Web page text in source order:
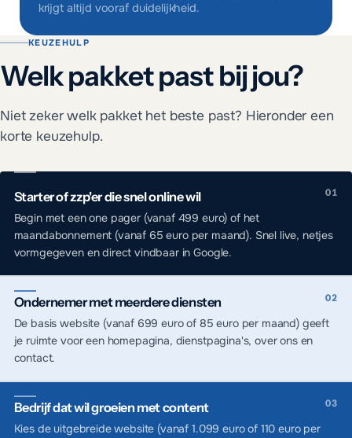
krijgt altijd vooraf duidelijkheid.
KEUZEHULP
Welk pakket past bij jou?
Niet zeker welk pakket het beste past? Hieronder een
korte keuzehulp.
Starter of zzp'er die snel online wil
Begin met een one pager (vanaf 499 euro) of het
maandabonnement (vanaf 65 euro per maand). Snel live, netjes
vormgegeven en direct vindbaar in Google.
Ondernemer met meerdere diensten
De basis website (vanaf 699 euro of 85 euro per maand) geeft
je ruimte voor een homepagina, dienstpagina's, over ons en
contact.
Bedrijf dat wil groeien met content
Kies de uitgebreide website (vanaf 1.099 euro of 110 euro per